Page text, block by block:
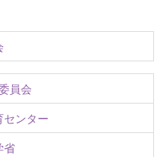
員会
ンター
省